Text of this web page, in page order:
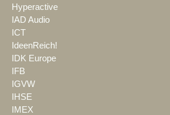
Hyperactive
IAD Audio
ICT
IdeenReich!
IDK Europe
IFB
IGVW
IHSE
IMEX